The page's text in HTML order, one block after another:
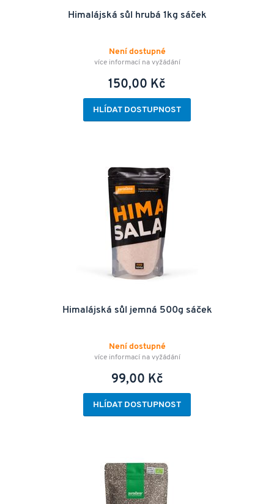
Himalájská sůl hrubá 1kg sáček
Není dostupné
více informací na vyžádání
150,00 Kč
HLÍDAT DOSTUPNOST
Himalájská sůl jemná 500g sáček
Není dostupné
více informací na vyžádání
99,00 Kč
HLÍDAT DOSTUPNOST